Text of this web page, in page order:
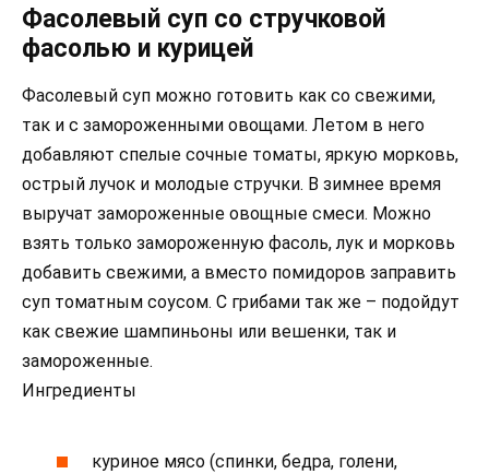
Фасолевый суп со стручковой
фасолью и курицей
Фасолевый суп можно готовить как со свежими,
так и с замороженными овощами. Летом в него
добавляют спелые сочные томаты, яркую морковь,
острый лучок и молодые стручки. В зимнее время
выручат замороженные овощные смеси. Можно
взять только замороженную фасоль, лук и морковь
добавить свежими, а вместо помидоров заправить
суп томатным соусом. С грибами так же – подойдут
как свежие шампиньоны или вешенки, так и
замороженные.
Ингредиенты
куриное мясо (спинки, бедра, голени,